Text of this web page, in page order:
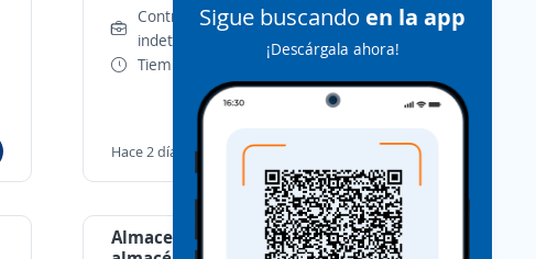
Sigue buscando en la app
¡Descárgala ahora!
Contrato por tiempo
indeterminado
Tiempo Completo
Hace 2 días Postular
Almacenista auxiliar de